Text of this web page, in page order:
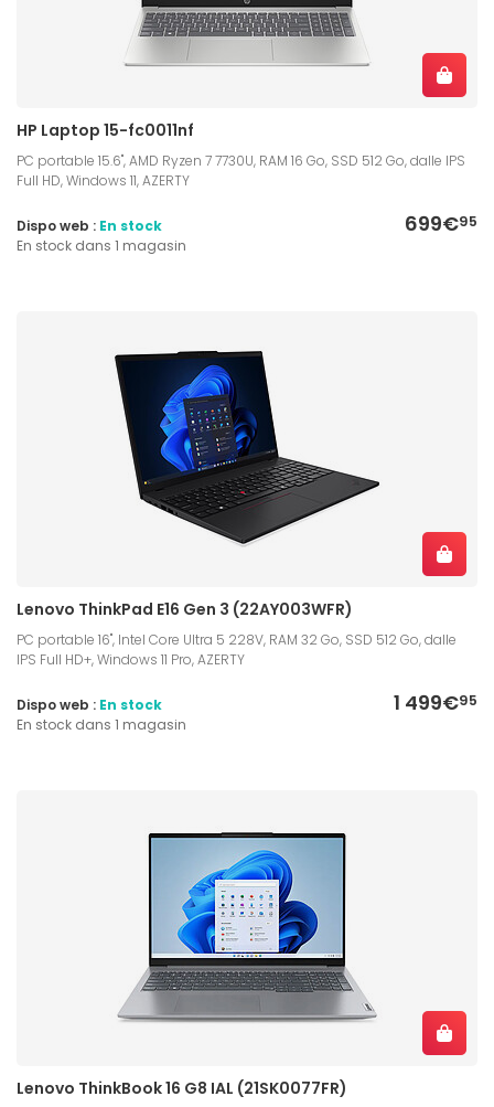
HP Laptop 15-fc0011nf
PC portable 15.6", AMD Ryzen 7 7730U, RAM 16 Go, SSD 512 Go, dalle IPS
Full HD, Windows 11, AZERTY
699€95
Dispo web : En stock
En stock dans 1 magasin
Lenovo ThinkPad E16 Gen 3 (22AY003WFR)
PC portable 16", Intel Core Ultra 5 228V, RAM 32 Go, SSD 512 Go, dalle
IPS Full HD+, Windows 11 Pro, AZERTY
1 499€95
Dispo web : En stock
En stock dans 1 magasin
Lenovo ThinkBook 16 G8 IAL (21SK0077FR)